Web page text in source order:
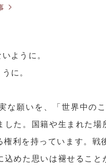
ように。
に。
な願いを、「世界中の
た。国籍や生まれた
利を持っています。
めた思いは褪せるこ